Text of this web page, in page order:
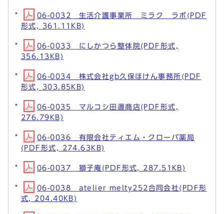
06-0032 生活介護事業所 ミラク ラボ(PDF
形式, 361.11KB)
06-0033 にしかつら整体院(PDF形式,
356.13KB)
06-0034 株式会社gb久保ほけん事務所(PDF
形式, 303.85KB)
06-0035 マルコシ田邊商店(PDF形式,
276.79KB)
06-0036 有限会社ティエム・クローバ薬局
(PDF形式, 274.63KB)
06-0037 獅子庵(PDF形式, 287.51KB)
06-0038 atelier melty252合同会社(PDF形
式, 204.40KB)